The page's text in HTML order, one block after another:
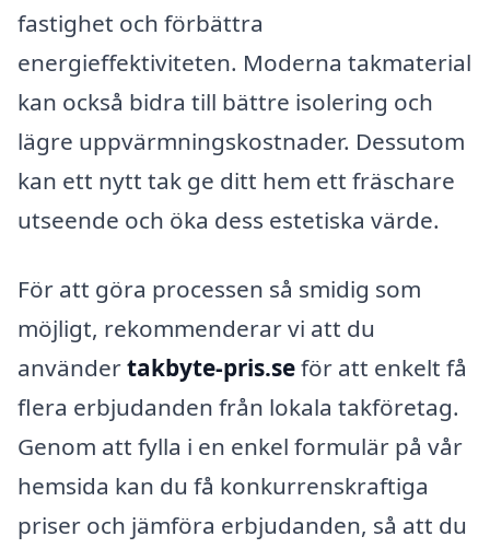
fastighet och förbättra
energieffektiviteten. Moderna takmaterial
kan också bidra till bättre isolering och
lägre uppvärmningskostnader. Dessutom
kan ett nytt tak ge ditt hem ett fräschare
utseende och öka dess estetiska värde.
För att göra processen så smidig som
möjligt, rekommenderar vi att du
användertakbyte-pris.seför att enkelt få
flera erbjudanden från lokala takföretag.
Genom att fylla i en enkel formulär på vår
hemsida kan du få konkurrenskraftiga
priser och jämföra erbjudanden, så att du